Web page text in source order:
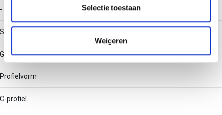
partners kunnen deze gegevens combineren met andere
informatie die u aan ze heeft verstrekt of die ze hebben
verzameld op basis van uw gebruik van hun services.
Selectie toestaan
Weigeren
-
Soort perforatie
Geen
Profielvorm
C-profiel